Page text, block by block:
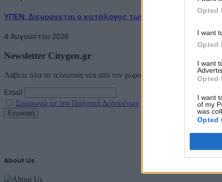
Opted
I want
Opted
I want
Opted
I want
of my
was
Opted
ΥΠΕΝ: Διευρύνεται ο κατάλογος των Προστατευόμενων
4 Αυγούστου 2026
Newsletter Citygen.gr
Λάβετε όλα τα τελευταία νέα από τον χώρο της Πολιτικής
Email
Συμφωνώ με την Πολιτική Δεδομένων
About Us